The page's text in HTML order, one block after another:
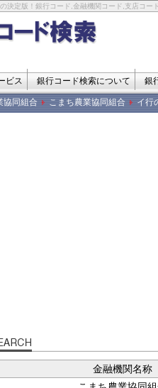
決定版！銀行コード,金融機関コード,支店コー
ビス 銀行コード検索について 銀
協同組合 こまち農業協同組合 イ行
金融機関名称